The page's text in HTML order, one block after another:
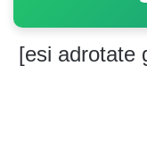
[esi adrotate